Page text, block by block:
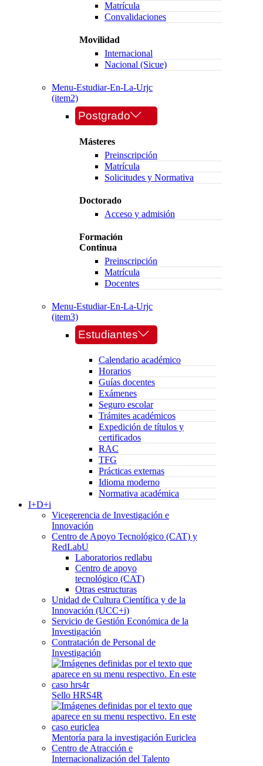
Matrícula
Convalidaciones
Movilidad
Internacional
Nacional (Sicue)
Menu-Estudiar-En-La-Urjc
(item2)
Postgrado
Másteres
Preinscripción
Matrícula
Solicitudes y Normativa
Doctorado
Acceso y admisión
Formación
Continua
Preinscripción
Matrícula
Docentes
Menu-Estudiar-En-La-Urjc
(item3)
Estudiantes
Calendario académico
Horarios
Guías docentes
Exámenes
Seguro escolar
Trámites académicos
Expedición de títulos y
certificados
RAC
TFG
Prácticas externas
Idioma moderno
Normativa académica
I+D+i
Vicegerencia de Investigación e
Innovación
Centro de Apoyo Tecnológico (CAT) y
RedLabU
Laboratorios redlabu
Centro de apoyo
tecnológico (CAT)
Otras estructuras
Unidad de Cultura Científica y de la
Innovación (UCC+i)
Servicio de Gestión Económica de la
Investigación
Contratación de Personal de
Investigación
Sello HRS4R
Mentoría para la investigación Euriclea
Centro de Atracción e
Internacionalización del Talento